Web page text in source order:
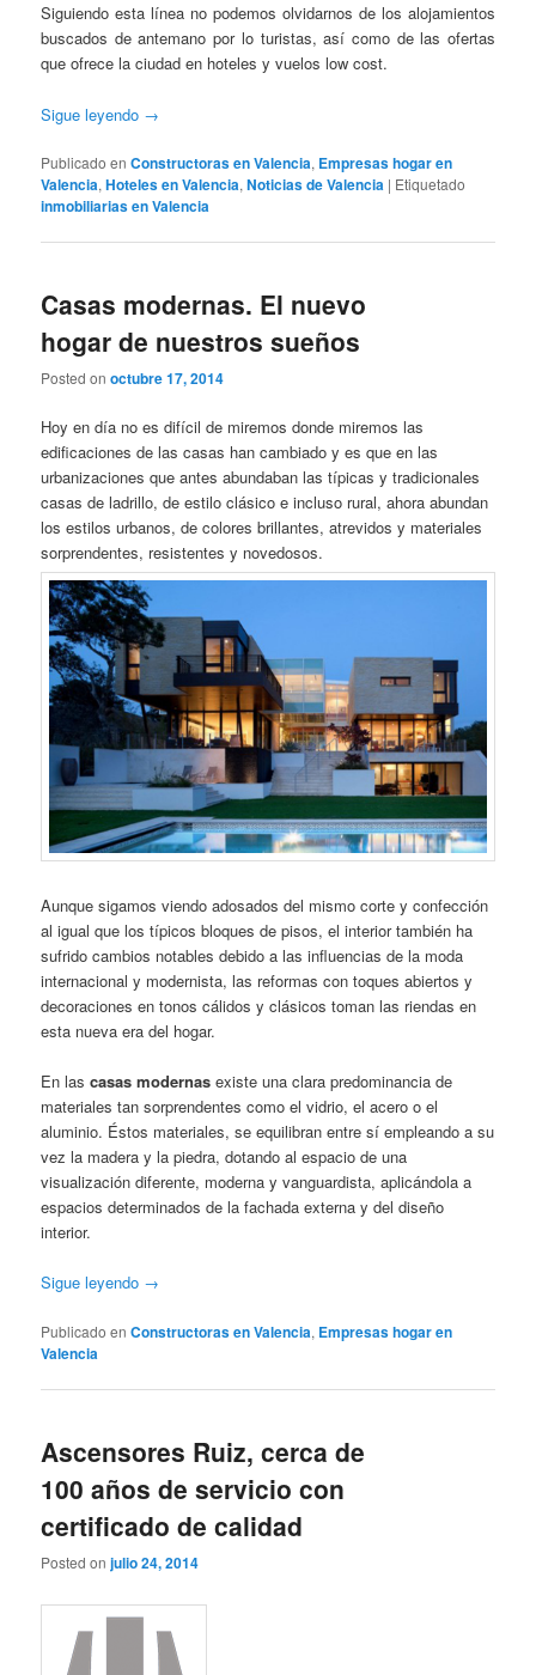
Siguiendo esta línea no podemos olvidarnos de los alojamientos
buscados de antemano por lo turistas, así como de las ofertas
que ofrece la ciudad en hoteles y vuelos low cost.
Sigue leyendo →
Publicado en Constructoras en Valencia, Empresas hogar en
Valencia,Hoteles en Valencia,Noticias de Valencia | Etiquetado
inmobiliarias en Valencia
Casas modernas. El nuevo
hogar de nuestros sueños
Posted onoctubre 17, 2014
Hoy en día no es difícil de miremos donde miremos las
edificaciones de las casas han cambiado y es que en las
urbanizaciones que antes abundaban las típicas y tradicionales
casas de ladrillo, de estilo clásico e incluso rural, ahora abundan
los estilos urbanos, de colores brillantes, atrevidos y materiales
sorprendentes, resistentes y novedosos.
Aunque sigamos viendo adosados del mismo corte y confección
al igual que los típicos bloques de pisos, el interior también ha
sufrido cambios notables debido a las influencias de la moda
internacional y modernista, las reformas con toques abiertos y
decoraciones en tonos cálidos y clásicos toman las riendas en
esta nueva era del hogar.
En lascasas modernas existe una clara predominancia de
materiales tan sorprendentes como el vidrio, el acero o el
aluminio. Éstos materiales, se equilibran entre sí empleando a su
vez la madera y la piedra, dotando al espacio de una
visualización diferente, moderna y vanguardista, aplicándola a
espacios determinados de la fachada externa y del diseño
interior.
Sigue leyendo →
Publicado en Constructoras en Valencia, Empresas hogar en
Valencia
Ascensores Ruiz, cerca de
100 años de servicio con
certificado de calidad
Posted onjulio 24, 2014